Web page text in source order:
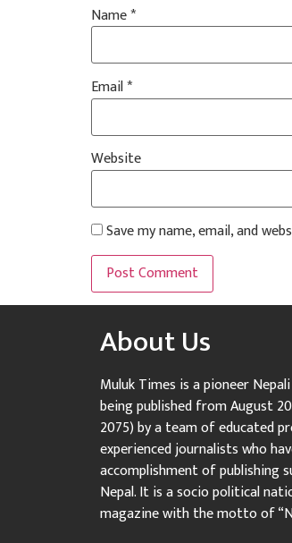
Name*
Email*
Website
Save my name, email, and
About Us
Muluk Times is a pioneer
being published from August
2075) by a team of educated
experienced journalists who
accomplishment of publishing
Nepal. It is a socio political
magazine with the motto of